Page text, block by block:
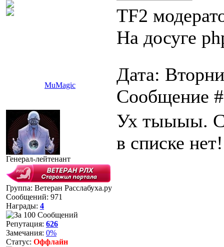
TF2
На досуге
MuMagic
Дата:
Сообщение
Генерал-лейтенант
Группа: Ветеран Расслабуха.ру
Сообщений: 971
Награды: 4
Репутация: 626
Замечания: 0%
Статус: Оффлайн
Ух тыыыы.
в списке